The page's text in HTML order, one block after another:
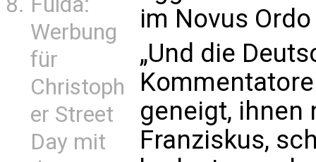
Werbung
für
Christoph
er Street
Day mit
im Novus
„Und die
geneigt, ihnen
Franziskus,